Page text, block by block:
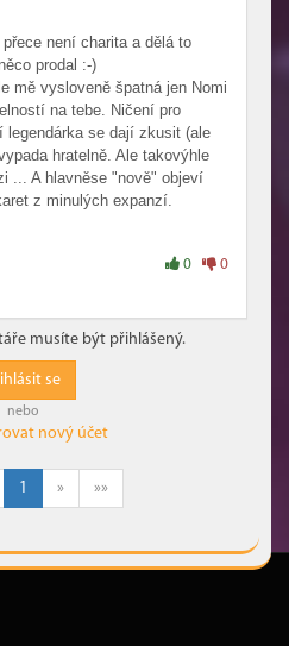
není charita a dělá to
prodal :-)
mě vysloveně špatná jen Nomi
na tebe. Ničení pro
legendárka se dají zkusit (ale
hratelně. Ale takovýhle
... A hlavněse "nově" objeví
z minulých expanzí.
0 0
musíte být přihlášený.
se
nebo
nový účet
1 » »»